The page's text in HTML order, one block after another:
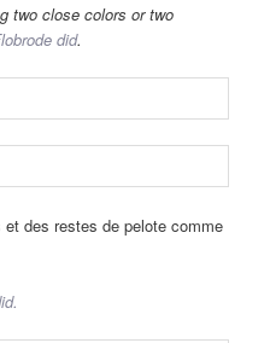
two close colors or two
did.
des restes de pelote comme